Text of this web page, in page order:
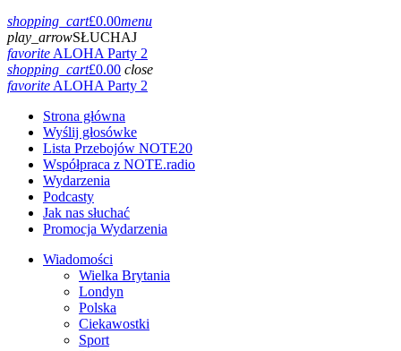
shopping_cart£0.00menu
play_arrowSŁUCHAJ
favoriteALOHA Party 2
shopping_cart£0.00 close
favoriteALOHA Party 2
Strona główna
Wyślij głosówke
Lista Przebojów NOTE20
Współpraca z NOTE.radio
Wydarzenia
Podcasty
Jak nas słuchać
Promocja Wydarzenia
Wiadomości
Wielka Brytania
Londyn
Polska
Ciekawostki
Sport